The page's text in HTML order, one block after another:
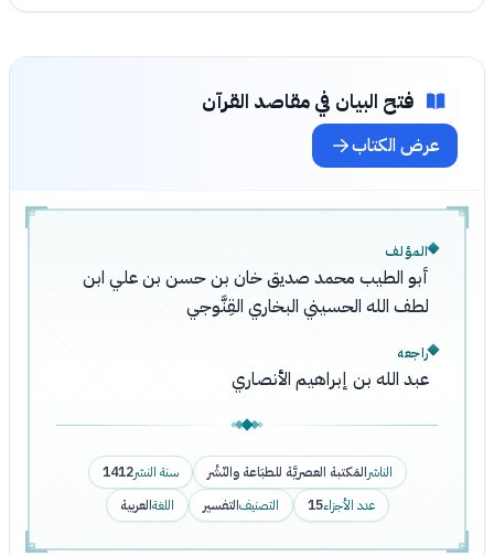
فتح البيان في مقاصد القرآن
عرض الكتاب
المؤلف
أبو الطيب محمد صديق خان بن حسن بن علي ابن
لطف الله الحسيني البخاري القِنَّوجي
راجعه
عبد الله بن إبراهيم الأنصاري
الناشرالمَكتبة العصريَّة للطبَاعة والنّشْر سنة النشر1412
عدد الأجزاء15 التصنيفالتفسير اللغةالعربية